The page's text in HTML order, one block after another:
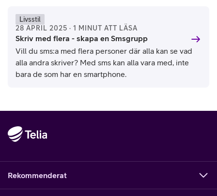
Livsstil
28 APRIL 2025 · 1 MINUT ATT LÄSA
Skriv med flera - skapa en Smsgrupp
Vill du sms:a med flera personer där alla kan se vad
alla andra skriver? Med sms kan alla vara med, inte
bara de som har en smartphone.
Rekommenderat